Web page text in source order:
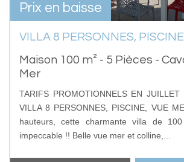
Prix en baisse
VILLA 8 PERSONNES,
Maison 100 m² - 5 Pièces -
Mer
TARIFS PROMOTIONNELS EN
VILLA 8 PERSONNES, PISCINE, VUE
hauteurs, cette charmante villa de
impeccable !! Belle vue mer et colline,...